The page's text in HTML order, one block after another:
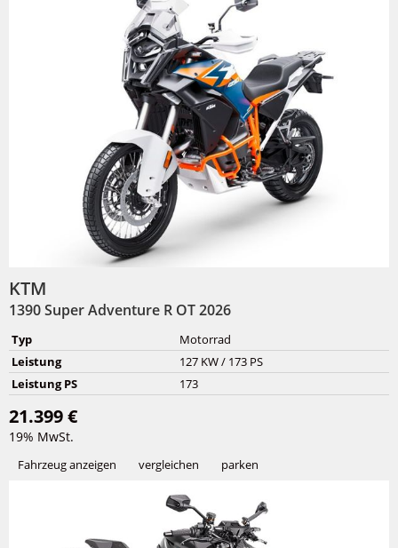
KTM
1390 Super Adventure R OT 2026
Typ
Motorrad
Leistung
127 KW / 173 PS
Leistung PS
173
21.399 €
19% MwSt.
Fahrzeug anzeigen vergleichen parken